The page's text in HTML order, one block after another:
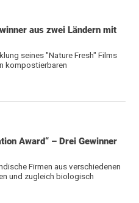
aus zwei Ländern mit
seines "Nature Fresh" Films
kompostierbaren
Award“ – Drei Gewinner
Firmen aus verschiedenen
und zugleich biologisch